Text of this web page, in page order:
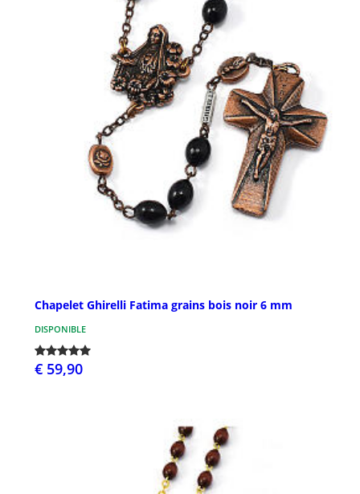
Chapelet Ghirelli Fatima grains bois noir 6 mm
DISPONIBLE
€ 59,90